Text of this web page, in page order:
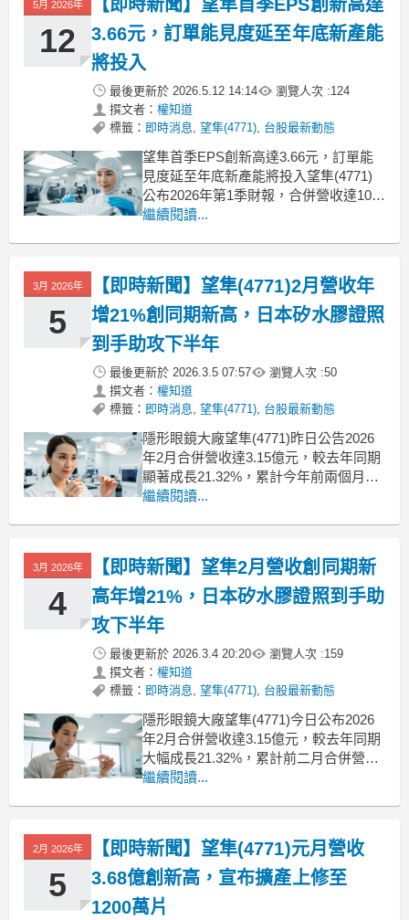
期利多消息發酵，激勵股價向上表態，
成為盤面焦
5月 2026年
12
【即時新聞】望隼首季EPS創新高達
3.66元，訂單能見度延至年底新產能
將投入
最後更新於 2026.5.12 14:14 瀏覽人次 :124
撰文者： 權知道
標籤： 即時消息, 望隼(4771), 台股最新動態
望隼首季EPS創新高達3.66元，訂單能
見度延至年底新產能將投入望隼(4771)
公布2026年第1季財報，合併營收達10.3
億元，稅後淨利2.1億元，每股稅後純益
29%。公司表示，今年第1季中國訂單回
溫，兩岸工廠稼動率
繼續閱讀...
3月 2026年
5
【即時新聞】望隼(4771)2月營收年
增21%創同期新高，日本矽水膠證照
到手助攻下半年
最後更新於 2026.3.5 07:57 瀏覽人次 :50
撰文者： 權知道
標籤： 即時消息, 望隼(4771), 台股最新動態
隱形眼鏡大廠望隼(4771)昨日公告2026
年2月合併營收達3.15億元，較去年同期
顯著成長21.32%，累計今年前兩個月營
收更達6.82億元，年增32.31%，創下歷
瞳片及功能型鏡片需求維持強勁，帶動
公司整體營運表現亮眼。目前
繼續閱讀...
3月 2026年
4
【即時新聞】望隼2月營收創同期新
高年增21%，日本矽水膠證照到手助
攻下半年
最後更新於 2026.3.4 20:20 瀏覽人次 :159
撰文者： 權知道
標籤： 即時消息, 望隼(4771), 台股最新動態
隱形眼鏡大廠望隼(4771)今日公布2026
年2月合併營收達3.15億元，較去年同期
大幅成長21.32%，累計前二月合併營收
更達6.82億元，年增32.31%，雙雙創下
續，以及終端市場對美瞳片及功能型鏡
片的強勁需求。儘管適逢農曆春
繼續閱讀...
2月 2026年
5
【即時新聞】望隼(4771)元月營收
3.68億創新高，宣布擴產上修至
1200萬片